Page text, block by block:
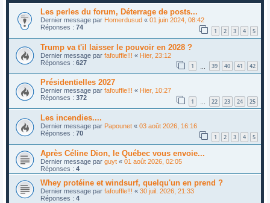
Les perles du forum, Déterrage de posts...
Dernier message par Homerdusud « 01 juin 2024, 08:42
Réponses : 74 1 2 3 4 5
Trump va t'il laisser le pouvoir en 2028 ?
Dernier message par fafouffle!!! « Hier, 23:12
Réponses : 627 1 39 40 41 42
Présidentielles 2027
Dernier message par fafouffle!!! « Hier, 10:27
Réponses : 372 1 22 23 24 25
Les incendies....
Dernier message par Papounet « 03 août 2026, 16:16
Réponses : 70 1 2 3 4 5
Après Céline Dion, le Québec vous envoie...
Dernier message par guyt « 01 août 2026, 02:05
Réponses : 4
Whey protéine et windsurf, quelqu'un en prend ?
Dernier message par fafouffle!!! « 30 juil. 2026, 21:33
Réponses : 4